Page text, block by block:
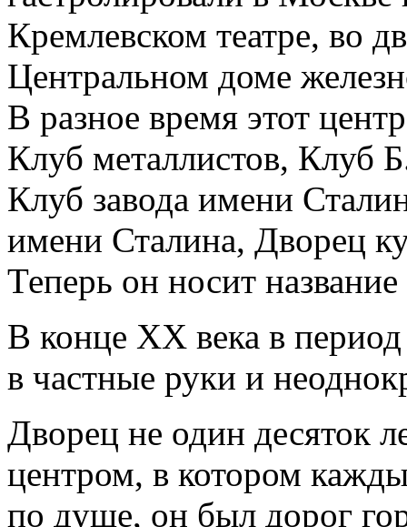
Кремлевском театре, во
Центральном доме
В разное время этот
Клуб металлистов, Клуб
Клуб завода имени
имени Сталина, Дворец
Теперь он носит
В конце XX века в
в частные руки и
Дворец не один десяток
центром, в котором
по душе, он был дорог